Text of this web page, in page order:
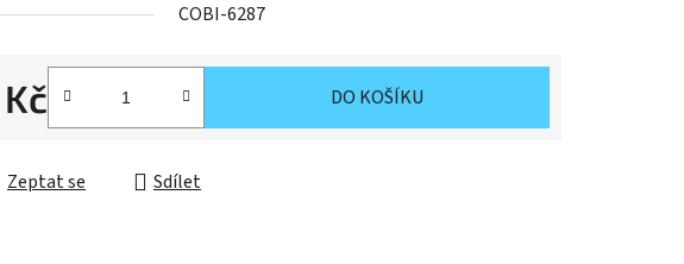
COBI-6287
DO KOŠÍKU
Zeptat se Sdílet